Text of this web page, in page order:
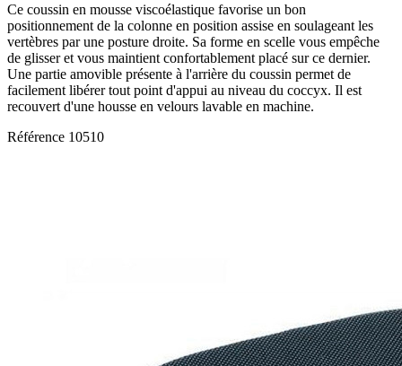
Ce coussin en mousse viscoélastique favorise un bon
positionnement de la colonne en position assise en soulageant les
vertèbres par une posture droite. Sa forme en scelle vous empêche
de glisser et vous maintient confortablement placé sur ce dernier.
Une partie amovible présente à l'arrière du coussin permet de
facilement libérer tout point d'appui au niveau du coccyx. Il est
recouvert d'une housse en velours lavable en machine.
Référence 10510